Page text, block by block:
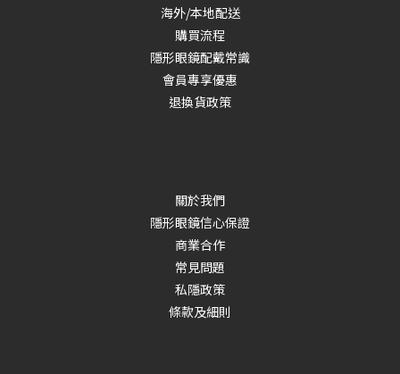
海外/本地配送
購買流程
隱形眼鏡配戴常識
會員專享優惠
退換貨政策
關於我們
隱形眼鏡信心保證
商業合作
常見問題
私隱政策
條款及細則